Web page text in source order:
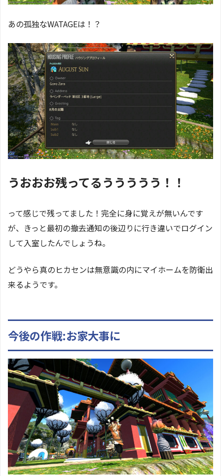
あの孤独なWATAGEは！？
うおおお残ってるううううう！！
って感じで残ってました！完全に身に覚えが無いんです
が、きっと最初の撤去通知の後辺りに行き違いでログイン
して入室したんでしょうね。
どうやら真のヒカセンは無意識の内にマイホームを防衛出
来るようです。
今後の作戦:お家大事に